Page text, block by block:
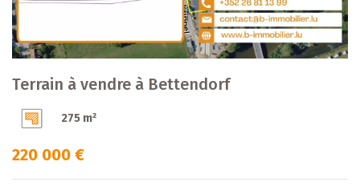
Terrain à vendre à Bettendorf
275 m²
220 000 €